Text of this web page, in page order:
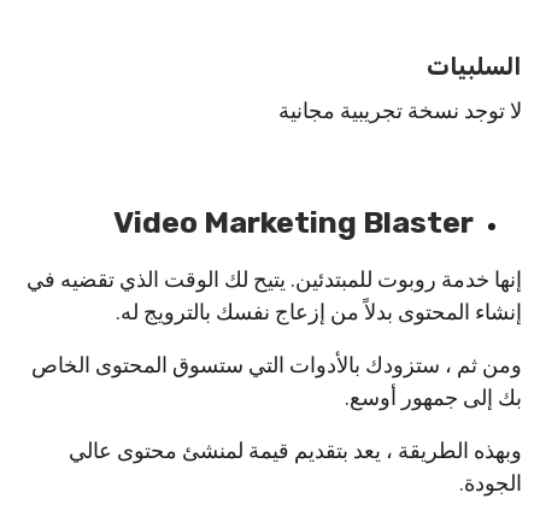
السلبيات
لا توجد نسخة تجريبية مجانية
Video Marketing Blaster
إنها خدمة روبوت للمبتدئين. يتيح لك الوقت الذي تقضيه في
إنشاء المحتوى بدلاً من إزعاج نفسك بالترويج له.
ومن ثم ، ستزودك بالأدوات التي ستسوق المحتوى الخاص
بك إلى جمهور أوسع.
وبهذه الطريقة ، يعد بتقديم قيمة لمنشئ محتوى عالي
الجودة.